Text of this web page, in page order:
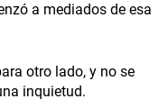
a mediados de esa
otro lado, y no se
inquietud.